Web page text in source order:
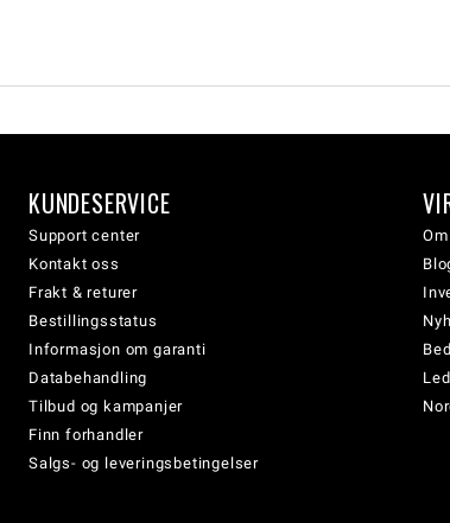
KUNDESERVICE
Support center
Kontakt oss
Frakt & returer
Bestillingsstatus
Informasjon om garanti
Databehandling
Tilbud og kampanjer
Finn forhandler
Salgs- og leveringsbetingelser